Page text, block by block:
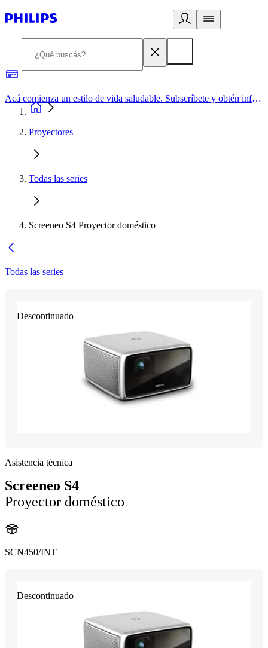
Acá comienza un estilo de vida saludable. Subscríbete y obtén información de primera mano
Proyectores
Todas las series
Screeneo S4 Proyector doméstico
Todas las series
Descontinuado
Asistencia técnica
Screeneo S4
Proyector doméstico
SCN450/INT
Descontinuado